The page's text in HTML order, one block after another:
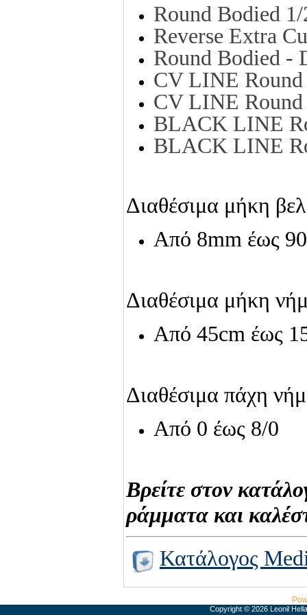
Round Bodied
Reverse Extra
Round Bodied -
CV LINE
CV LINE
BLACK LINE
BLACK LINE
Διαθέσιμα μήκη
Από 8mm έως
Διαθέσιμα μήκη
Από 45cm έως
Διαθέσιμα πάχη
Από 0 έως 8/0
Βρείτε στον
ράμματα και
Κατάλογος
Copyright © 2026 Leonil